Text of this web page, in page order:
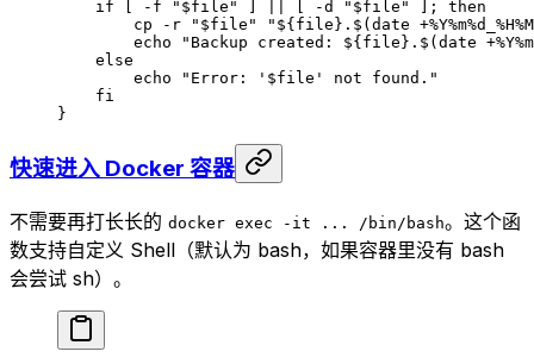
    if
-f " $file " -d " $file " ]; then
        cp
-r " $file " "${file}.$(date
        echo
"Backup created: ${file}.$(date
    else
        echo
"Error: ' $file ' not found."
    fi
}
快速进入 Docker 容器
不需要再打长长的 docker exec -it ... /bin/bash。这个函
数支持自定义 Shell（默认为 bash，如果容器里没有 bash
会尝试 sh）。